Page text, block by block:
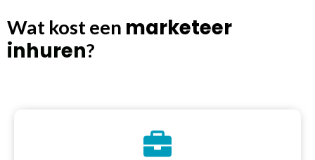
Wat kost een marketeer
inhuren?